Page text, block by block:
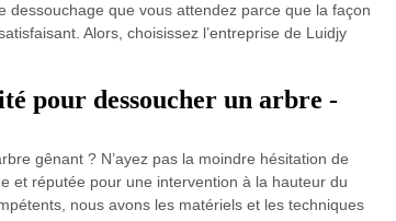
dessouchage que vous attendez parce que la façon
Alors, choisissez l’entreprise de Luidjy
pour dessoucher un arbre -
gênant ? N’ayez pas la moindre hésitation de
et réputée pour une intervention à la hauteur du
nous avons les matériels et les techniques